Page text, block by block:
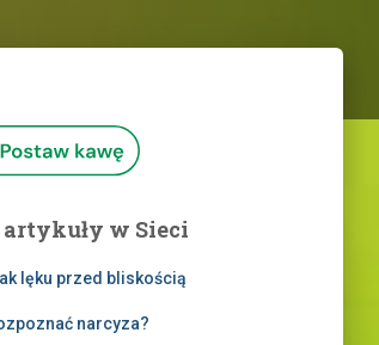
artykuły w Sieci
lęku przed bliskością
narcyza?